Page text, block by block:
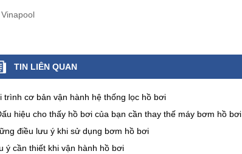
TIN LIÊN QUAN
trình cơ bản vận hành hệ thống lọc hồ bơi
hiệu cho thấy hồ bơi của bạn cần thay thế máy bơm hồ bơi
điều lưu ý khi sử dụng bơm hồ bơi
ý cần thiết khi vận hành hồ bơi